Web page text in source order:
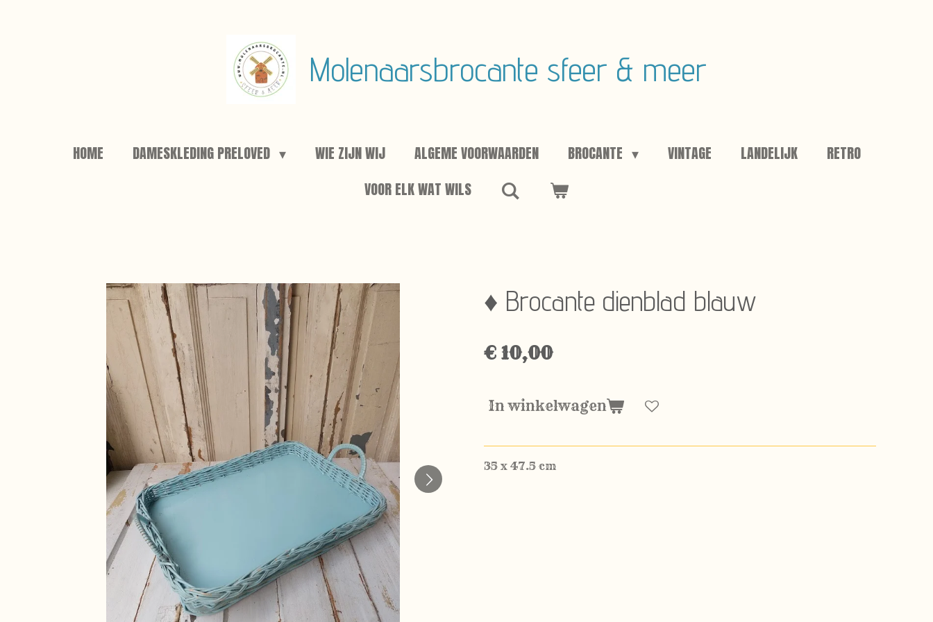
Molenaarsbrocante sfeer & meer
HOME DAMESKLEDING PRELOVED WIE ZIJN WIJ ALGEME VOORWAARDEN BROCANTE VINTAGE LANDELIJK
RETRO
VOOR ELK WAT WILS
♦ Brocante dienblad blauw
€ 10,00
In winkelwagen
35 x 47.5 cm